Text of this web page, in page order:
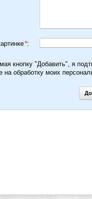
*:
кнопку "Добавить", я
на обработку моих